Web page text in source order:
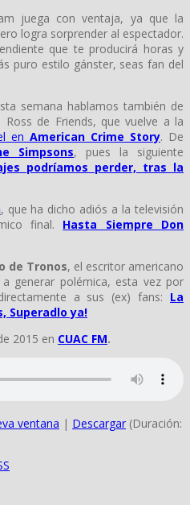
juega con ventaja, ya que la
logra sorprender al espectador.
que te producirá horas y
puro estilo gánster, seas fan del
semana hablamos también de
de Friends, que vuelve a la
en American Crime Story. De
Simpsons, pues la siguiente
podríamos perder, tras la
, que ha dicho adiós a la televisión
final. Hasta Siempre Don
de Tronos, el escritor americano
generar polémica, esta vez por
a sus (ex) fans: La
Superadlo ya!
2015 en CUAC FM.
ventana | Descargar (Duración: